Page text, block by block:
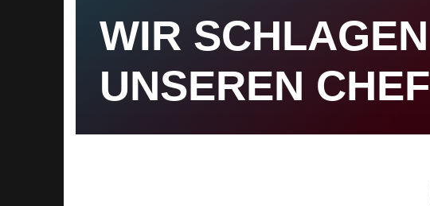
WIR SCHLAGEN
UNSEREN CHEF